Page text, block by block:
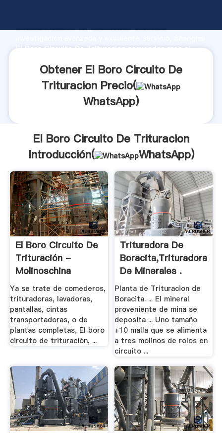
fuerte capacidad de producción, fuerza de
El Boro Circuito De Trituracion proveedor crea el
Obtener El Boro Circuito De
Trituracion Precio(
WhatsApp)
El Boro Circuito De Trituracion
Introducción(
WhatsApp)
El Boro Circuito De
Trituración -
Molinoschina
Ya se trate de comederos,
trituradoras, lavadoras,
pantallas, cintas
transportadoras, o de
plantas completas, El boro
circuito de trituración, ...
Trituradora De
Boracita,Trituradora
De Minerales .
Planta de Trituracion de
Boracita. ... El mineral
proveniente de mina se
deposita ... Uno tamaño
+10 malla que se alimenta
a tres molinos de rolos en
circuito ...